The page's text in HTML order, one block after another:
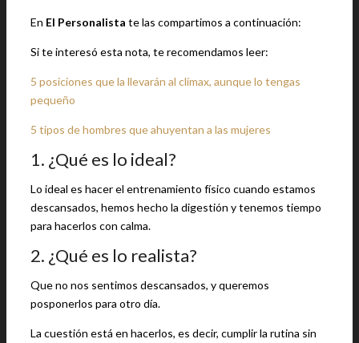
En El Personalista te las compartimos a continuación:
Si te interesó esta nota, te recomendamos leer:
5 posiciones que la llevarán al clímax, aunque lo tengas
pequeño
5 tipos de hombres que ahuyentan a las mujeres
1. ¿Qué es lo ideal?
Lo ideal es hacer el entrenamiento físico cuando estamos
descansados, hemos hecho la digestión y tenemos tiempo
para hacerlos con calma.
2. ¿Qué es lo realista?
Que no nos sentimos descansados, y queremos
posponerlos para otro día.
La cuestión está en hacerlos, es decir, cumplir la rutina sin